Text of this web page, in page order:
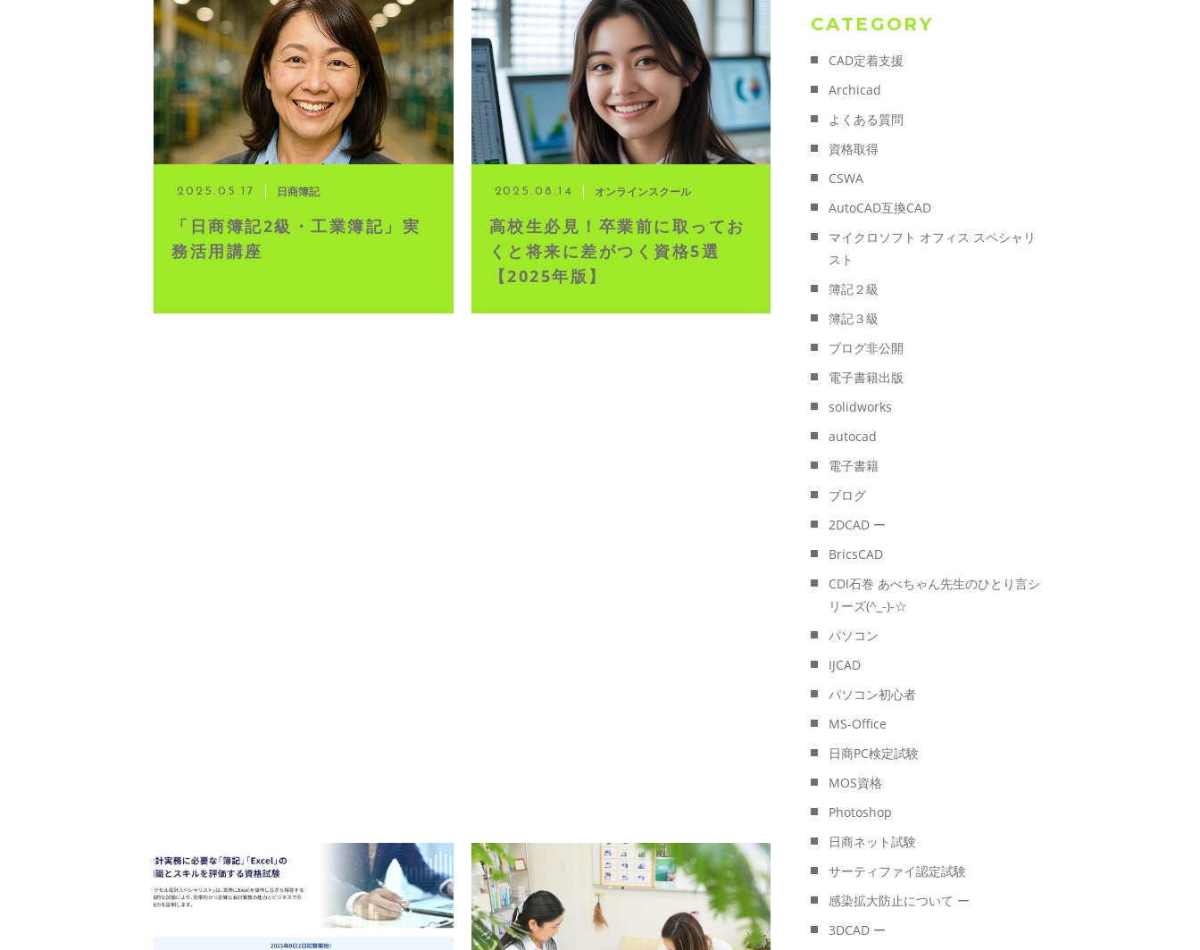
◆ 資格･ネット試験
◆ オンラインによる授業／体験
◇ 書籍出版
◇ Youtubeチャンネル・ライブ配信
◇ よくある質問
2025.05.17 日商簿記
「日商簿記2級・工業簿記」実
務活用講座
2025.08.14 オンラインスクール
高校生必見！卒業前に取ってお
くと将来に差がつく資格5選
【2025年版】
CATEGORY
CAD定着支援
Archicad
よくある質問
資格取得
CSWA
AutoCAD互換CAD
マイクロソフト オフィス スペシャリ
スト
簿記２級
簿記３級
ブログ非公開
電子書籍出版
solidworks
autocad
電子書籍
ブログ
2DCAD ー
BricsCAD
CDI石巻 あべちゃん先生のひとり言シ
リーズ(^_-)-☆
パソコン
IJCAD
パソコン初心者
MS-Office
日商PC検定試験
MOS資格
Photoshop
日商ネット試験
サーティファイ認定試験
感染拡大防止について ー
3DCAD ー